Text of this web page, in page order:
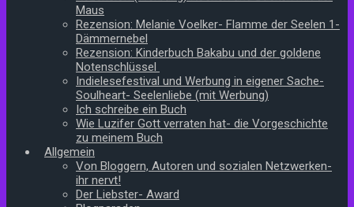
Maus
Rezension: Melanie Voelker- Flamme der Seelen 1-
Dämmernebel
Rezension: Kinderbuch Bakabu und der goldene
Notenschlüssel
Indielesefestival und Werbung in eigener Sache-
Soulheart- Seelenliebe (mit Werbung)
Ich schreibe ein Buch
Wie Luzifer Gott verraten hat- die Vorgeschichte
zu meinem Buch
Allgemein
Von Bloggern, Autoren und sozialen Netzwerken-
ihr nervt!
Der Liebster- Award